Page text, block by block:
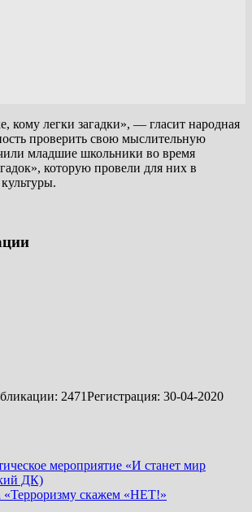
кому легки загадки», — гласит народная
проверить свою мыслительную
младшие школьники во время
которую провели для них в
2471Регистрация: 30-04-2020
мероприятие «И станет мир
ДК)
«Терроризму скажем «НЕТ!»